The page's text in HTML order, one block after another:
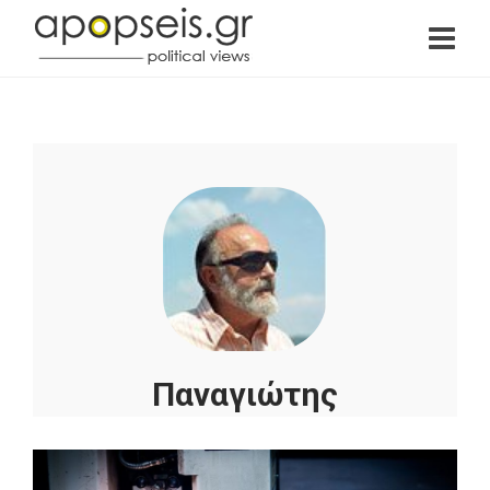
Παναγιώτης
Αθηνών, ΣΥΡΙΖΑ